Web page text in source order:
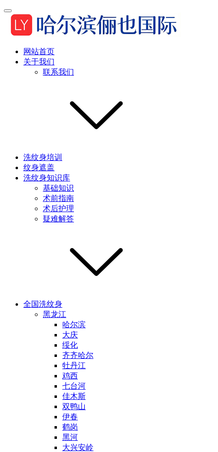
网站首页
关于我们
联系我们
洗纹身培训
纹身遮盖
洗纹身知识库
基础知识
术前指南
术后护理
疑难解答
全国洗纹身
黑龙江
哈尔滨
大庆
绥化
齐齐哈尔
牡丹江
鸡西
七台河
佳木斯
双鸭山
伊春
鹤岗
黑河
大兴安岭